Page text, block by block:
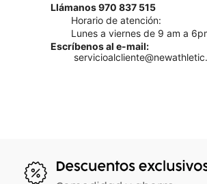
Llámanos 970 837 515
Horario de atención:
Lunes a viernes de 9 am a
Escríbenos al e-mail: